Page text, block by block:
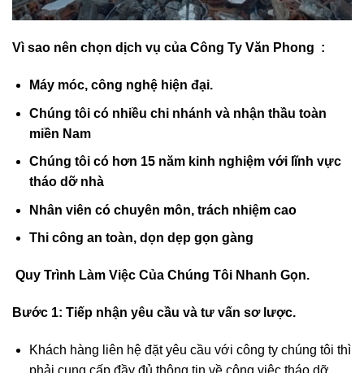
Vì sao nên chọn dịch vụ của Công Ty Văn Phong :
Máy móc, công nghệ hiện đại.
Chúng tôi có nhiều chi nhánh và nhận thầu toàn
miền Nam
Chúng tôi có hơn 15 năm kinh nghiệm với lĩnh vực
tháo dỡ nhà
Nhân viên có chuyên môn, trách nhiệm cao
Thi công an toàn, dọn dẹp gọn gàng
Quy Trình Làm Việc Của Chúng Tôi Nhanh Gọn.
Bước 1: Tiếp nhận yêu cầu và tư vấn sơ lược.
Khách hàng liên hệ đặt yêu cầu với công ty chúng tôi thì
phải cung cấp đầy đủ thông tin về công việc tháo dỡ